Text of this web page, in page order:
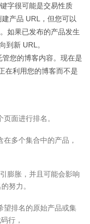
字很可能是交易性质
产品 URL，但您可以
如果已发布的产品发生
到新 URL。
您的博客内容。现在是
在利用您的博客而不是
面进行排名。
多个集合中的产品，
膨胀，并且可能会影响
努力。
望排名的原始产品或集
行，